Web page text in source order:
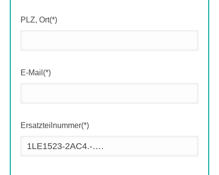
PLZ, Ort(*)
E-Mail(*)
Ersatzteilnummer(*)